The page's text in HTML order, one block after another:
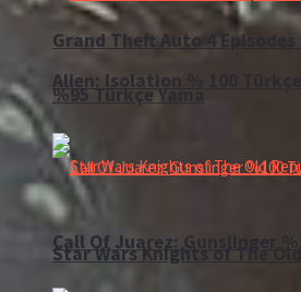
Grand Theft Auto 4 Episodes
%95 Türkçe Yama
Call Of Juarez: Gunslinger
Alien: Isolation % 100
Star Wars Knights of The